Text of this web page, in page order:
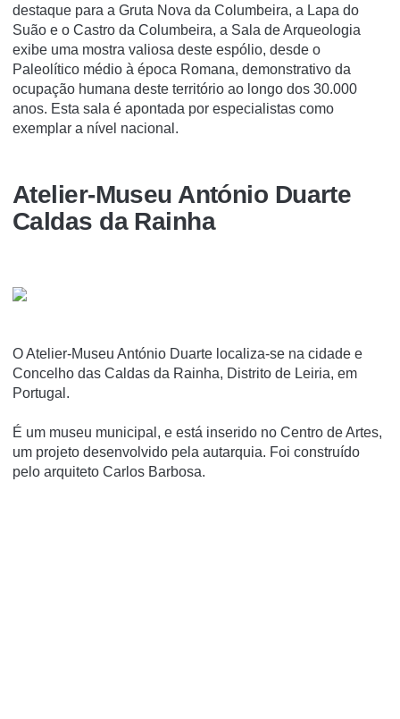
destaque para a Gruta Nova da Columbeira, a Lapa do
Suão e o Castro da Columbeira, a Sala de Arqueologia
exibe uma mostra valiosa deste espólio, desde o
Paleolítico médio à época Romana, demonstrativo da
ocupação humana deste território ao longo dos 30.000
anos. Esta sala é apontada por especialistas como
exemplar a nível nacional.
Atelier-Museu António Duarte
Caldas da Rainha
O Atelier-Museu António Duarte localiza-se na cidade e
Concelho das Caldas da Rainha, Distrito de Leiria, em
Portugal.
É um museu municipal, e está inserido no Centro de Artes,
um projeto desenvolvido pela autarquia. Foi construí­do
pelo arquiteto Carlos Barbosa.